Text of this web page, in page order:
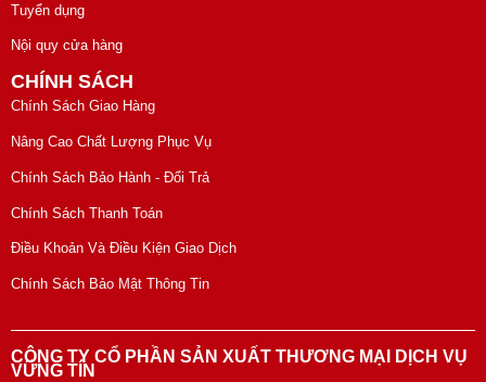
Tuyển dụng
Nội quy cửa hàng
CHÍNH SÁCH
Chính Sách Giao Hàng
Nâng Cao Chất Lượng Phục Vụ
Chính Sách Bảo Hành - Đổi Trả
Chính Sách Thanh Toán
Điều Khoản Và Điều Kiện Giao Dịch
Chính Sách Bảo Mật Thông Tin
CÔNG TY CỔ PHẦN SẢN XUẤT THƯƠNG MẠI DỊCH VỤ
VỮNG TÍN